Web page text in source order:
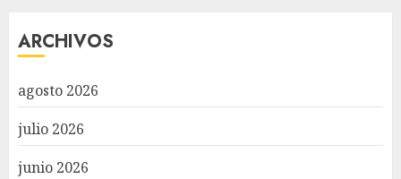
ARCHIVOS
agosto 2026
julio 2026
junio 2026